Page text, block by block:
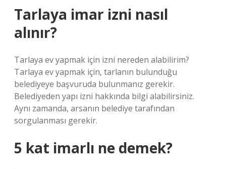
Tarlaya imar izni nasıl
alınır?
Tarlaya ev yapmak için izni nereden alabilirim?
Tarlaya ev yapmak için, tarlanın bulunduğu
belediyeye başvuruda bulunmanız gerekir.
Belediyeden yapı izni hakkında bilgi alabilirsiniz.
Aynı zamanda, arsanın belediye tarafından
sorgulanması gerekir.
5 kat imarlı ne demek?